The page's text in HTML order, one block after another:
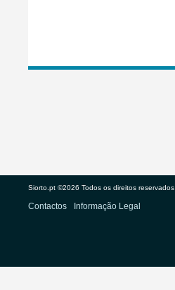
Siorto.pt ©2026 Todos os direitos reservados.
Contactos Informação Legal